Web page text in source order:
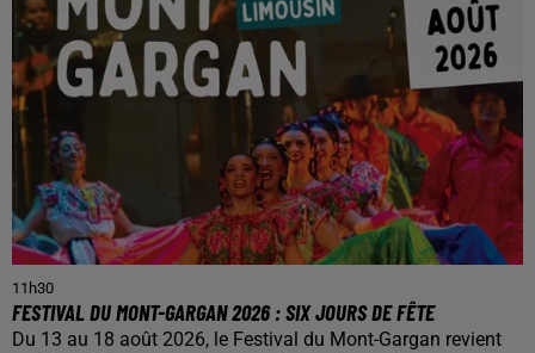
11h30
FESTIVAL DU MONT-GARGAN 2026 : SIX JOURS DE FÊTE
Du 13 au 18 août 2026, le Festival du Mont-Gargan revient